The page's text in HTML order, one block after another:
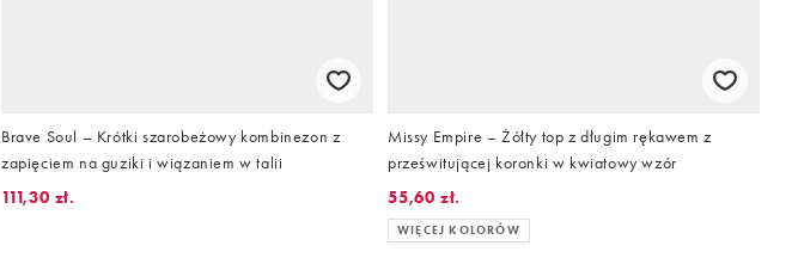
Brave Soul – Krótki szarobeżowy kombinezon z
zapięciem na guziki i wiązaniem w talii
111,30 zł.
Missy Empire – Żółty top z długim rękawem z
prześwitującej koronki w kwiatowy wzór
55,60 zł.
WIĘCEJ KOLORÓW